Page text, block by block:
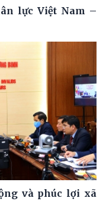
lực Việt Nam –
và phúc lợi xã